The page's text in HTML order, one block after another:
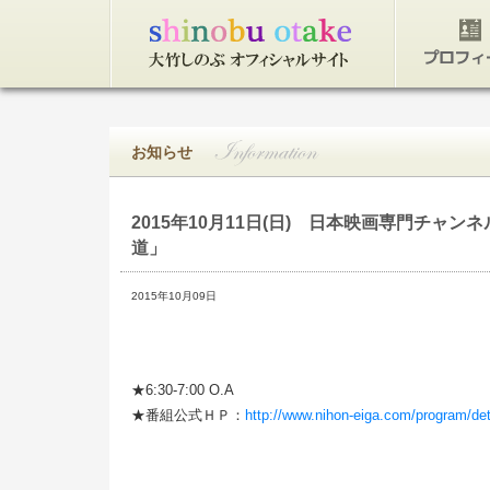
お知らせ
2015年10月11日(日) 日本映画専門チャンネ
道」
2015年10月09日
★6:30-7:00 O.A
★番組公式ＨＰ： http://www.nihon-eiga.com/program/